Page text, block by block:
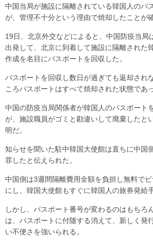
中国当局が施設に隔離されている韓国人のパ
が、管理不十分という理由で焼却したことが
19日、北京外交などによると、中国防疫当局
出発して、北京に到着して施設に隔離された
作成を名目にパスポートを回収した。
パスポートを回収し数日が過ぎても返却され
ころパスポートはすべて焼却された状態であっ
中国の防疫当局関係者が韓国人のパスポート
が、施設職員がゴミと勘違いして廃棄したと
明だ。
知らせを聞いた駐中韓国大使館は直ちに中国
罪したと伝えられた。
中国側は3週間隔離費用全額を負担し無料で
にし、韓国大使館もすぐに韓国人の旅券発給
しかし、パスポート番号が変わるのはもちろ
は、パスポートに付随する消えて、新しく発
い不便さを強いられる。